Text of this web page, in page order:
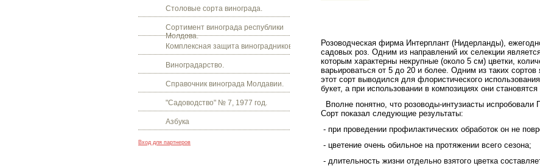
Столовые сорта винограда.
Сортимент винограда республики
Молдова.
Комплексная защита виноградников.
Виноградарство.
Справочник винограда Молдавии.
"Садоводство" № 7, 1977 год.
Азбука
Вход для партнеров
Розоводческая фирма Интерплант (Нидерланды),
садовых роз. Одним из направлений их селекции
которым характерны некрупные (около 5 см) цветки,
варьироваться от 5 до 20 и более. Одним из таких
этот сорт выводился для флористического
букет, а при использовании в композициях они
Вполне понятно, что розоводы-интузиасты испробовали
Сорт показал следующие результаты:
- при проведении профилактических обработок он не
- цветение очень обильное на протяжении всего сезона;
- длительность жизни отдельно взятого цветка